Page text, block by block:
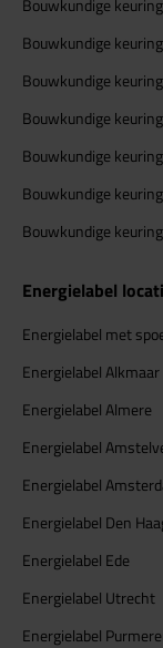
Bouwkundige
Bouwkundige
Bouwkundige
Bouwkundige
Bouwkundige
Bouwkundige
Energielabel
Energielabel met
Energielabel Alkmaar
Energielabel Almere
Energielabel
Energielabel
Energielabel Den
Energielabel Ede
Energielabel Utrecht
Energielabel